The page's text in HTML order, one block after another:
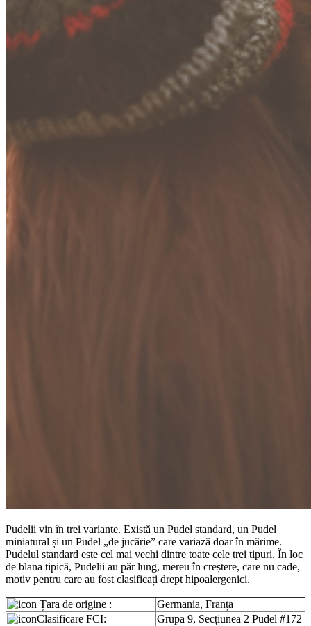
Pudelii vin în trei variante. Există un Pudel standard, un Pudel
miniatural și un Pudel „de jucărie” care variază doar în mărime.
Pudelul standard este cel mai vechi dintre toate cele trei tipuri. În loc
de blana tipică, Pudelii au păr lung, mereu în creștere, care nu cade,
motiv pentru care au fost clasificați drept hipoalergenici.
Țara de origine :
Germania, Franța
Clasificare FCI:
Grupa 9, Secțiunea 2 Pudel #172